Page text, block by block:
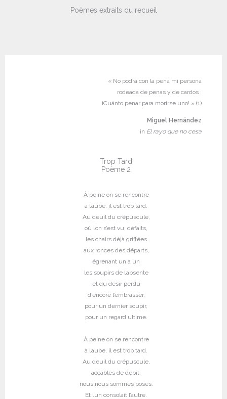
Poèmes extraits du recueil
« No podrá con la pena mi persona
rodeada de penas y de cardos :
¡Cuánto penar para morirse uno! » (1)
Miguel Hernández
in El rayo que no cesa
Trop Tard
Poème 2
À peine on se rencontre
à l’aube, il est trop tard.
Au deuil du crépuscule,
où l’on s’est vu, défaits,
les chairs déjà griffées
aux ronces des départs,
égrenant un à un
les soupirs de l’absente
et du désir perdu
d’encore l’embrasser,
pour un dernier soupir,
pour un regard ultime.
À peine on se rencontre
à l’aube, il est trop tard.
Au deuil du crépuscule,
accablés de dépit,
nous nous sommes posés.
Et l’un consolait l’autre.